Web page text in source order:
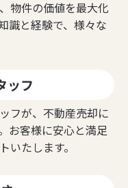
物件の価値を最大化
識と経験で、様々な
ッフ
フが、不動産売却に
お客様に安心と満足
いたします。